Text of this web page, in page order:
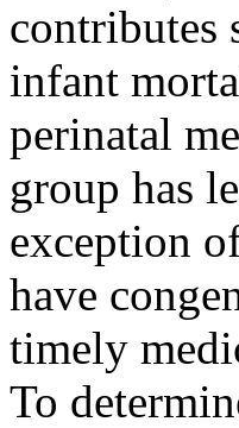
contributes
infant
perinatal
group has
exception
have
timely
To